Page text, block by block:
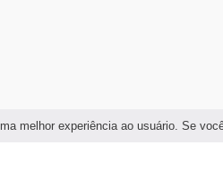
melhor experiência ao usuário. Se